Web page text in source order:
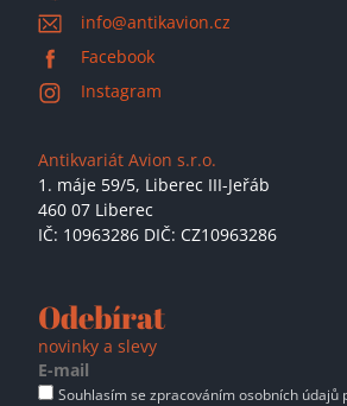
info@antikavion.cz
Facebook
Instagram
Antikvariát Avion s.r.o.
1. máje 59/5, Liberec III-Jeřáb
460 07 Liberec
IČ: 10963286 DIČ: CZ10963286
Odebírat
novinky a slevy
Souhlasím se zpracováním osobních údajů